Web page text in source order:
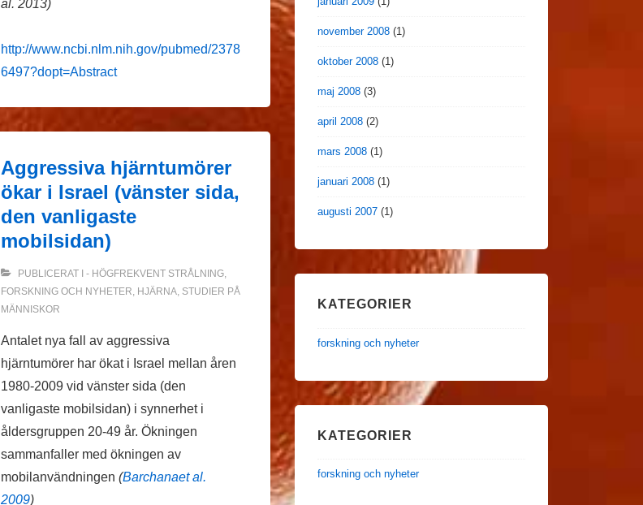
al. 2013)
http://www.ncbi.nlm.nih.gov/pubmed/2378
6497?dopt=Abstract
Aggressiva hjärntumörer
ökar i Israel (vänster sida,
den vanligaste
mobilsidan)
PUBLICERAT I - HÖGFREKVENT STRÅLNING,
FORSKNING OCH NYHETER HJÄRNA, STUDIER PÅ
MÄNNISKOR
Antalet nya fall av aggressiva
hjärntumörer har ökat i Israel mellan åren
1980-2009 vid vänster sida (den
vanligaste mobilsidan) i synnerhet i
åldersgruppen 20-49 år. Ökningen
sammanfaller med ökningen av
mobilanvändningen (Barchanaet al.
2009)
november 2008 (1)
oktober 2008 (1)
maj 2008 (3)
april 2008 (2)
mars 2008 (1)
januari 2008 (1)
augusti 2007 (1)
KATEGORIER
forskning och nyheter
KATEGORIER
forskning och nyheter